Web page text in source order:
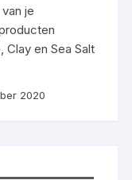
je
Clay en Sea Salt
2020